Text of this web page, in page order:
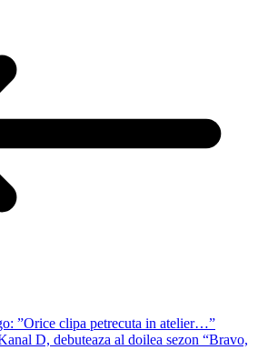
”Orice clipa petrecuta in atelier…”
D, debuteaza al doilea sezon “Bravo,